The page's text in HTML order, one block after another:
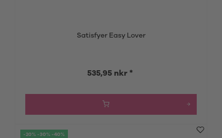
Satisfyer Easy Lover
535,95 nkr *
-20% -30% -40%